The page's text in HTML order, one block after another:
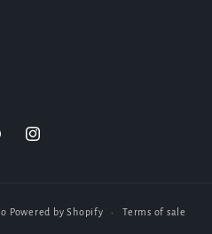
Instagram
Powered by Shopify Terms of sale